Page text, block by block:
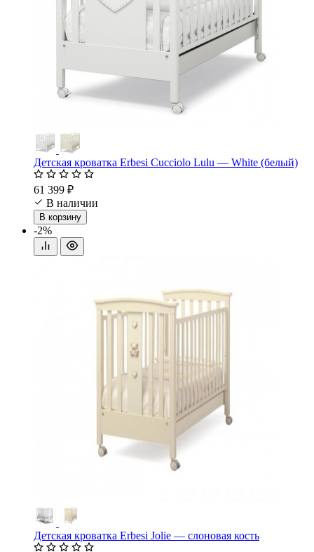
Детская кроватка Erbesi Cucciolo Lulu — White (белый)
61 399 ₽
В наличии
В корзину
-2%
Детская кроватка Erbesi Jolie — слоновая кость